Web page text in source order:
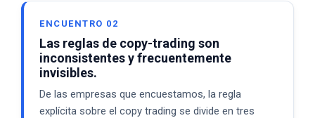
ENCUENTRO 02
Las reglas de copy-trading son
inconsistentes y frecuentemente
invisibles.
De las empresas que encuestamos, la regla
explícita sobre el copy trading se divide en tres